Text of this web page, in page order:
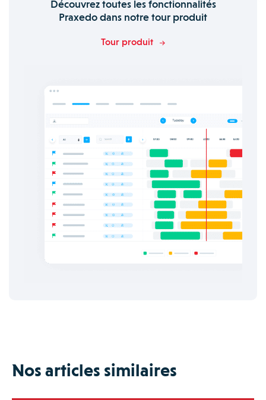
Découvrez toutes les fonctionnalités
Praxedo dans notre tour produit
Tour produit
Nos articles similaires